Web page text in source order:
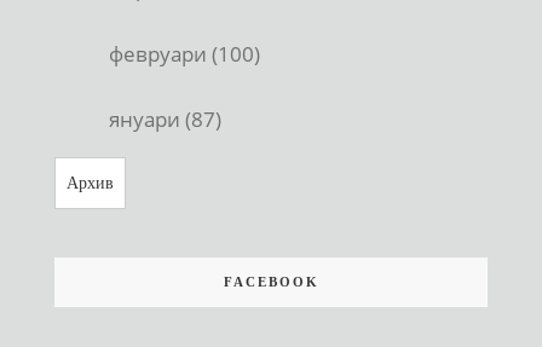
февруари (100)
януари (87)
Архив
FACEBOOK